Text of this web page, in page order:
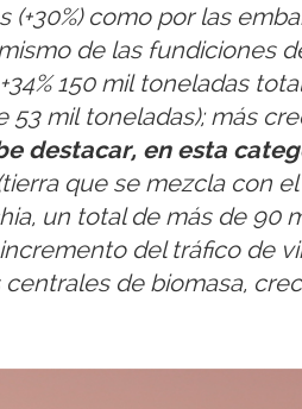
como por las
de las fundiciones
150 mil toneladas
53 mil toneladas); más
destacar, en esta
que se mezcla con
un total de más de 90
del tráfico de
de biomasa,